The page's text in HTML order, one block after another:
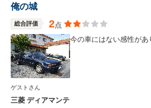
俺の城
総合評価 2点
今の車にはない感性があ
ゲストさん
三菱 ディアマンテ